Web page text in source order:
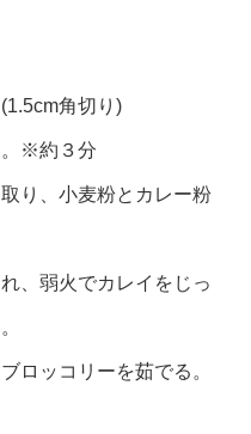
角切り)
※約３分
り、小麦粉とカレー粉
、弱火でカレイをじっ
ロッコリーを茹でる。